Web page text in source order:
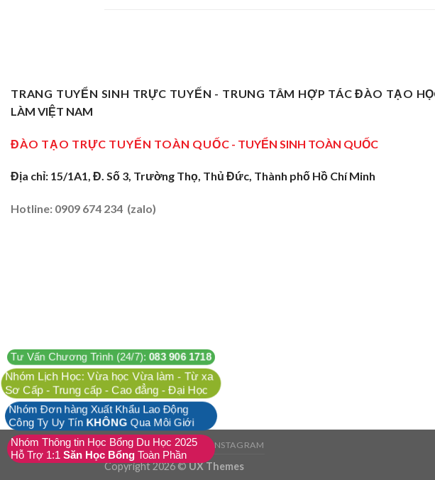
TRANG TUYỂN SINH TRỰC TUYẾN - TRUNG TÂM HỢP TÁC ĐÀO TẠO
LÀM VIỆT NAM
ĐÀO TẠO TRỰC TUYẾN TOÀN QUỐC - TUYỂN SINH TOÀN QUỐC
Địa chỉ: 15/1A1, Đ. Số 3, Trường Thọ, Thủ Đức, Thành phố Hồ Chí Minh
Hotline: 0909 674 234 (zalo)
FACEBOOK TWITTER INSTAGRAM
Copyright 2026 ©UX Themes
Tư Vấn Chương Trình (24/7): 083 906 1718
Nhóm Lịch Học: Vừa học Vừa làm - Từ xa
Sơ Cấp - Trung cấp - Cao đẳng - Đại Học
Nhóm Đơn hàng Xuất Khẩu Lao Động
Công Ty Uy Tín KHÔNG Qua Môi Giới
Nhóm Thông tin Học Bổng Du Học 2025
Hỗ Trợ 1:1 Săn Học Bổng Toàn Phần